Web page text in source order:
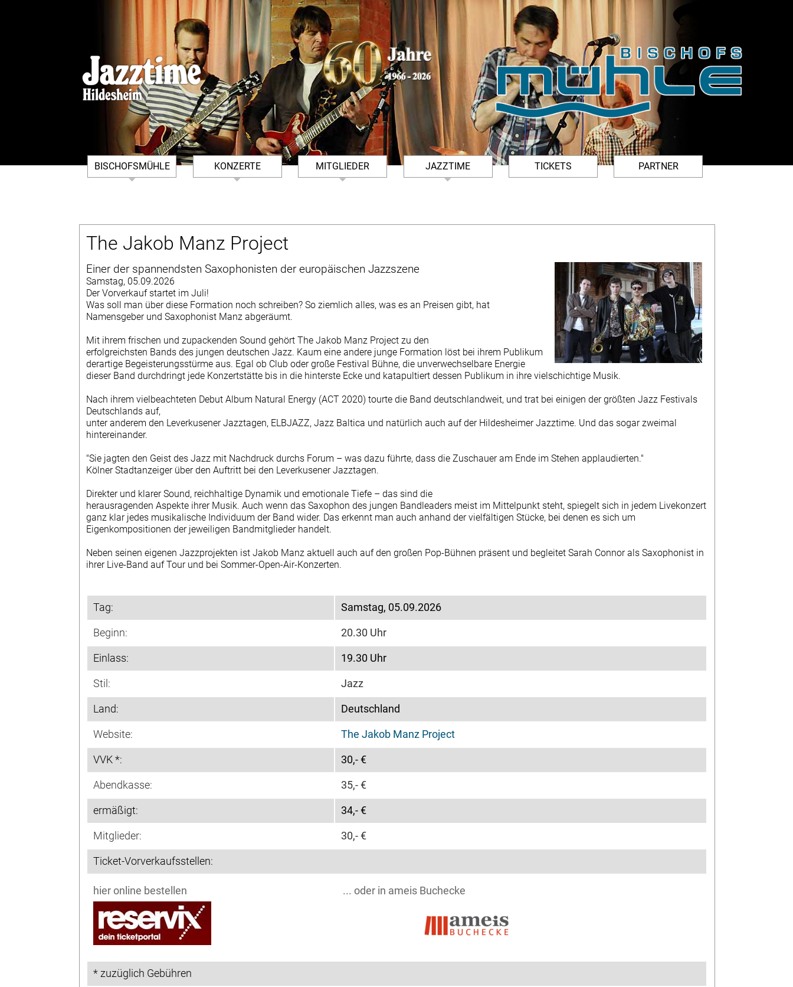
BISCHOFSMÜHLE
IMPRESSUM
KONTAKT
DATENSCHUTZERKLÄRUNG
MITGLIEDER +
TERMINHINWEISE
DOWNLOADS
MITGLIED WERDEN
KONZERTE
KONZERTFOTOS
BISCHOFSMÜHLE
MITGLIEDER
DOWNLOADS
TEAM-LOGIN
JAZZTIME
KONZERTFOTOS JAZZTIME
TICKETS PARTNER
The Jakob Manz Project
Einer der spannendsten Saxophonisten der europäischen Jazzszene
Samstag, 05.09.2026
Der Vorverkauf startet im Juli!
Was soll man über diese Formation noch schreiben? So ziemlich alles, was es an Preisen gibt, hat
Namensgeber und Saxophonist Manz abgeräumt.
Mit ihrem frischen und zupackenden Sound gehört The Jakob Manz Project zu den
erfolgreichsten Bands des jungen deutschen Jazz. Kaum eine andere junge Formation löst bei ihrem Publikum
derartige Begeisterungsstürme aus. Egal ob Club oder große Festival Bühne, die unverwechselbare Energie
dieser Band durchdringt jede Konzertstätte bis in die hinterste Ecke und katapultiert dessen Publikum in ihre vielschichtige Musik.
Nach ihrem vielbeachteten Debut Album Natural Energy (ACT 2020) tourte die Band deutschlandweit, und trat bei einigen der größten Jazz Festivals
Deutschlands auf,
unter anderem den Leverkusener Jazztagen, ELBJAZZ, Jazz Baltica und natürlich auch auf der Hildesheimer Jazztime. Und das sogar zweimal
hintereinander.
"Sie jagten den Geist des Jazz mit Nachdruck durchs Forum – was dazu führte, dass die Zuschauer am Ende im Stehen applaudierten."
Kölner Stadtanzeiger über den Auftritt bei den Leverkusener Jazztagen.
Direkter und klarer Sound, reichhaltige Dynamik und emotionale Tiefe – das sind die
herausragenden Aspekte ihrer Musik. Auch wenn das Saxophon des jungen Bandleaders meist im Mittelpunkt steht, spiegelt sich in jedem Livekonzert
ganz klar jedes musikalische Individuum der Band wider. Das erkennt man auch anhand der vielfältigen Stücke, bei denen es sich um
Eigenkompositionen der jeweiligen Bandmitglieder handelt.
Neben seinen eigenen Jazzprojekten ist Jakob Manz aktuell auch auf den großen Pop-Bühnen präsent und begleitet Sarah Connor als Saxophonist in
ihrer Live-Band auf Tour und bei Sommer-Open-Air-Konzerten.
Tag: Samstag, 05.09.2026
Beginn: 20.30 Uhr
Einlass: 19.30 Uhr
Stil: Jazz
Land: Deutschland
Website: The Jakob Manz Project
VVK *: 30,- €
Abendkasse: 35,- €
ermäßigt: 34,- €
Mitglieder: 30,- €
Ticket-Vorverkaufsstellen:
hier online bestellen ... oder in ameis Buchecke
* zuzüglich Gebühren